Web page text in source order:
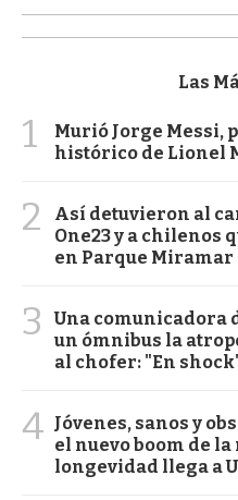
Las
1
Murió Jorge Messi,
histórico de Lionel
2
Así detuvieron al
One23 y a chilenos
en Parque Miramar
3
Una comunicadora
un ómnibus la
al chofer: "En
4 Jóvenes, sanos y
el nuevo boom de
longevidad llega a